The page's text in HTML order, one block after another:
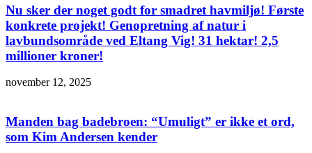
Nu sker der noget godt for smadret havmiljø! Første
konkrete projekt! Genopretning af natur i
lavbundsområde ved Eltang Vig! 31 hektar! 2,5
millioner kroner!
november 12, 2025
Manden bag badebroen: “Umuligt” er ikke et ord,
som Kim Andersen kender